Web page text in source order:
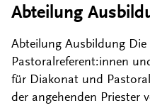
Abteilung
Abteilung Ausbildung
Pastoralreferent:innen
für Diakonat und
der angehenden Priester